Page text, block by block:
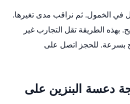
في الخمول. ثم نراقب مدى تغيرها.
بهذه الطريقة تقل التجارب غير
بسرعة. للحجز اتصل على
دعسة البنزين على